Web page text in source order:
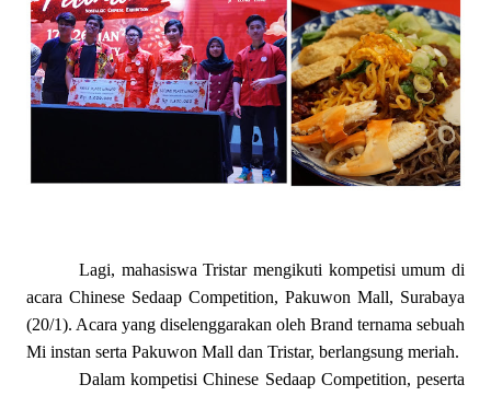
Lagi, mahasiswa Tristar mengikuti kompetisi umum di
acara Chinese Sedaap Competition, Pakuwon Mall, Surabaya
(20/1). Acara yang diselenggarakan oleh Brand ternama sebuah
Mi instan serta Pakuwon Mall dan Tristar, berlangsung meriah.
Dalam kompetisi Chinese Sedaap Competition, peserta